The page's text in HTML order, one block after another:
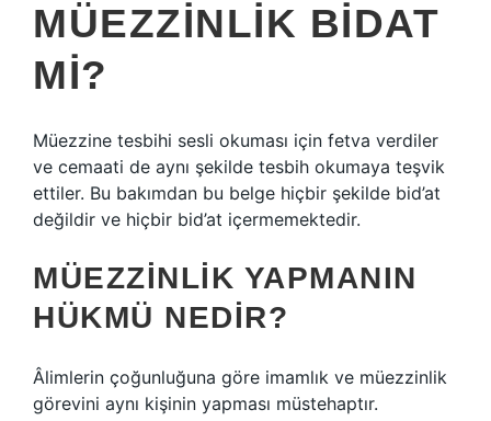
MÜEZZINLIK BIDAT
MI?
Müezzine tesbihi sesli okuması için fetva verdiler
ve cemaati de aynı şekilde tesbih okumaya teşvik
ettiler. Bu bakımdan bu belge hiçbir şekilde bid’at
değildir ve hiçbir bid’at içermemektedir.
MÜEZZINLIK YAPMANIN
HÜKMÜ NEDIR?
Âlimlerin çoğunluğuna göre imamlık ve müezzinlik
görevini aynı kişinin yapması müstehaptır.